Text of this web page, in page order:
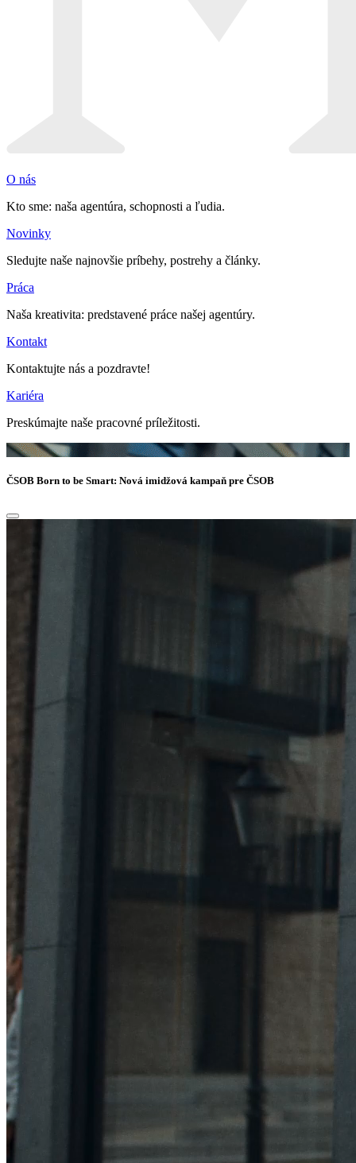
O nás
Kto sme: naša agentúra, schopnosti a ľudia.
Novinky
Sledujte naše najnovšie príbehy, postrehy a články.
Práca
Naša kreativita: predstavené práce našej agentúry.
Kontakt
Kontaktujte nás a pozdravte!
Kariéra
Preskúmajte naše pracovné príležitosti.
ČSOB Born to be Smart: Nová imidžová kampaň pre ČSOB